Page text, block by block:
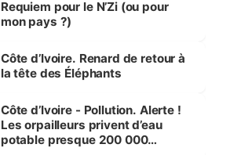
Requiem pour le N’Zi (ou pour
mon pays ?)
Côte d’Ivoire. Renard de retour à
la tête des Éléphants
Côte d’Ivoire - Pollution. Alerte !
Les orpailleurs privent d’eau
potable presque 200 000